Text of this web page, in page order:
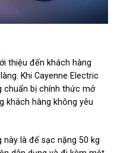
thiệu đến khách hàng
Khi Cayenne Electric
chuẩn bị chính thức mở
khách hàng không yêu
này là đế sạc nặng 50 kg